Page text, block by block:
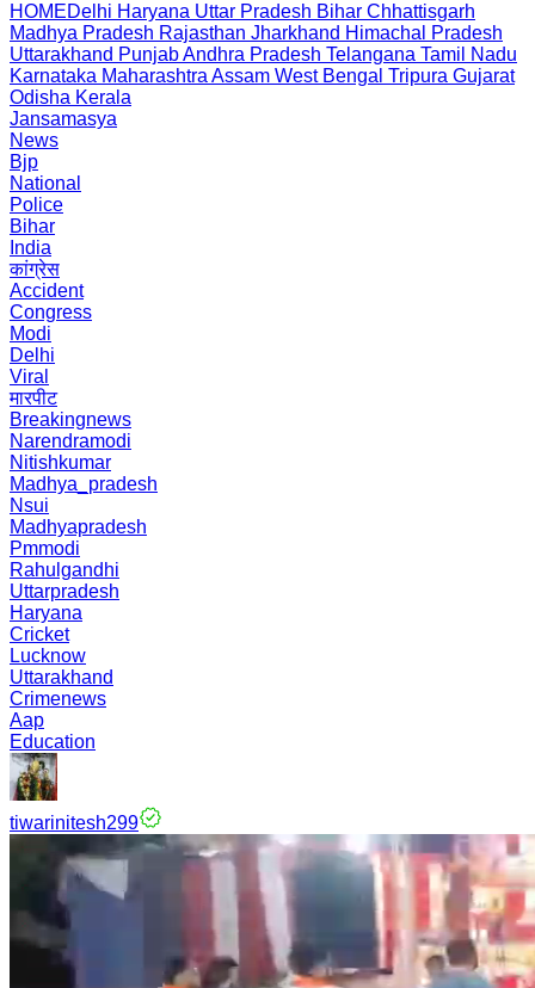
HOMEDelhi Haryana Uttar Pradesh Bihar Chhattisgarh
Madhya Pradesh Rajasthan Jharkhand Himachal Pradesh
Uttarakhand PunjabAndhra Pradesh Telangana Tamil Nadu
Karnataka Maharashtra Assam West Bengal Tripura Gujarat
Odisha Kerala
Jansamasya
News
Bjp
National
Police
Bihar
India
कांग्रेस
Accident
Congress
Modi
Delhi
Viral
मारपीट
Breakingnews
Narendramodi
Nitishkumar
Madhya_pradesh
Nsui
Madhyapradesh
Pmmodi
Rahulgandhi
Uttarpradesh
Haryana
Cricket
Lucknow
Uttarakhand
Crimenews
Aap
Education
tiwarinitesh299